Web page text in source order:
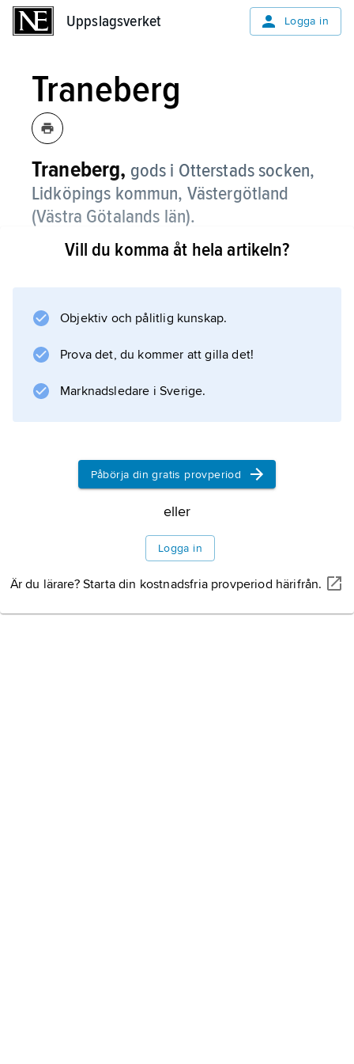
Uppslagsverket Logga in
Traneberg
Traneberg, gods i Otterstads socken,
Lidköpings kommun, Västergötland
(Västra Götalands län).
Traneberg nämns tidigast 1344. Den
senare del men har ombyggts flera gånger.
herrgårdsanläggning.
Vill du komma åt hela artikeln?
Objektiv och pålitlig kunskap.
Prova det, du kommer att gilla det!
Marknadsledare i Sverige.
Påbörja din gratis provperiod
eller
Logga in
Är du lärare? Starta din kostnadsfria provperiod härifrån.